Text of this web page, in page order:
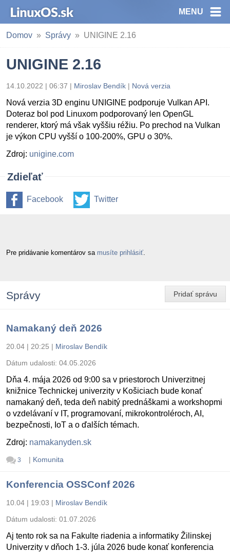
MENU
Domov Správy UNIGINE 2.16
UNIGINE 2.16
14.10.2022 | 06:37 | Miroslav Bendík | Nová verzia
Nová verzia 3D enginu UNIGINE podporuje Vulkan API.
Doteraz bol pod Linuxom podporovaný len OpenGL
renderer, ktorý má však vyššiu réžiu. Po prechod na Vulkan
je výkon CPU vyšší o 100-200%, GPU o 30%.
Zdroj: unigine.com
Zdieľať
Facebook Twitter
Pre pridávanie komentárov sa musíte prihlásiť
Pridať správu
Správy
Namakaný deň 2026
20.04 | 20:25 | Miroslav Bendík
Dátum udalosti: 04.05.2026
Dňa 4. mája 2026 od 9:00 sa v priestoroch Univerzitnej
knižnice Technickej univerzity v Košiciach bude konať
namakaný deň, teda deň nabitý prednáškami a workshopmi
o vzdelávaní v IT, programovaní, mikrokontroléroch, AI,
bezpečnosti, IoT a o ďalších témach.
Zdroj: namakanyden.sk
3 | Komunita
Konferencia OSSConf 2026
10.04 | 19:03 | Miroslav Bendík
Dátum udalosti: 01.07.2026
Aj tento rok sa na Fakulte riadenia a informatiky Žilinskej
Univerzity v dňoch 1-3. júla 2026 bude konať konferencia